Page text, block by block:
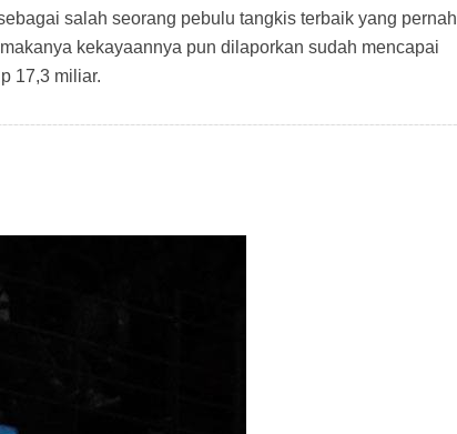
salah seorang pebulu tangkis terbaik yang pernah
kekayaannya pun dilaporkan sudah mencapai
17,3 miliar.